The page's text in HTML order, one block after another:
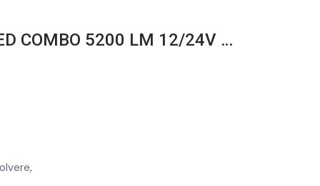
BARRA LED 120 WATT 80 LED COMBO 5200 LM 12/24V 800 GR